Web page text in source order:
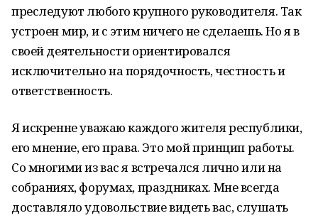
преследуют любого крупного руководителя. Так
устроен мир, и с этим ничего не сделаешь. Но я в
своей деятельности ориентировался
исключительно на порядочность, честность и
ответственность.
Я искренне уважаю каждого жителя республики,
его мнение, его права. Это мой принцип работы.
Со многими из вас я встречался лично или на
собраниях, форумах, праздниках. Мне всегда
доставляло удовольствие видеть вас, слушать